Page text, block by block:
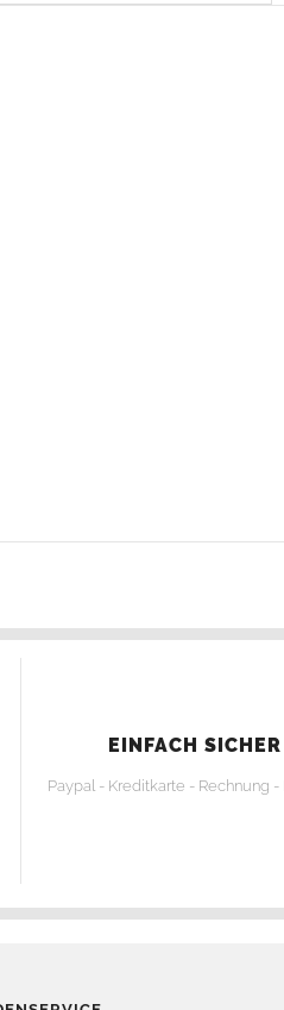
EINFACH
Paypal - Kreditkarte - Rechnung -